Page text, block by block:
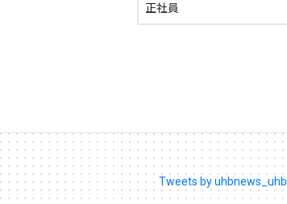
正社員
Tweets by uhbnews_uhb